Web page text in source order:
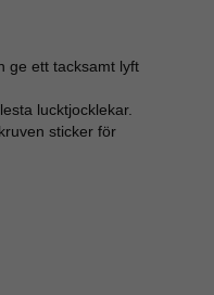
ge ett tacksamt lyft
lucktjocklekar.
sticker för